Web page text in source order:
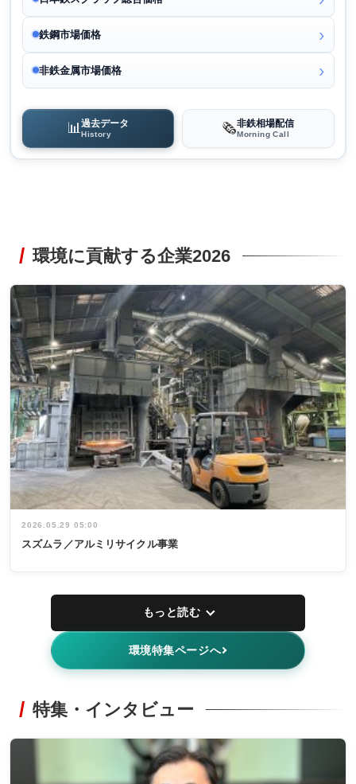
鉄鋼市場価格
非鉄金属市場価格
📊過去データ
History 🗞️非鉄相場配信
Morning Call
環境に貢献する企業2026
2026.05.29 05:00
スズムラ／アルミリサイクル事業
もっと読む
環境特集ページへ
特集・インタビュー